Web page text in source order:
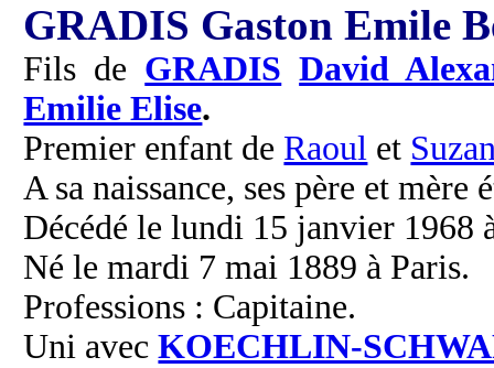
GRADIS Gaston Emile
Fils de GRADIS David
Emilie Elise.
Premier enfant de Raoul et
A sa naissance, ses père et mère
Décédé le lundi 15 janvier 1968
Né le mardi 7 mai 1889 à Paris.
Professions : Capitaine.
Uni avecKOECHLIN-